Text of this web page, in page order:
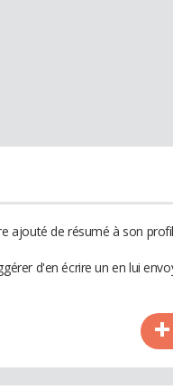
ajouté de résumé à son
d'en écrire un en lui